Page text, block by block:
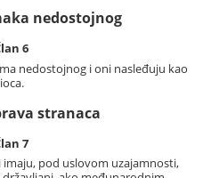
nedostojnog
6
nedostojnog i oni nasleđuju kao
stranaca
7
imaju, pod uslovom uzajamnosti,